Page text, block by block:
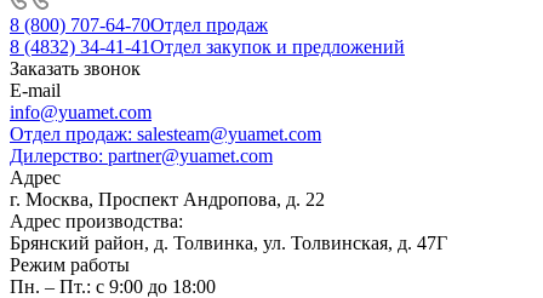
8 (800) 707-64-70Отдел продаж
8 (4832) 34-41-41Отдел закупок и предложений
Заказать звонок
E-mail
info@yuamet.com
Отдел продаж: salesteam@yuamet.com
Дилерство: partner@yuamet.com
Адрес
г. Москва, Проспект Андропова, д. 22
Адрес производства:
Брянский район, д. Толвинка, ул. Толвинская, д. 47Г
Режим работы
Пн. – Пт.: с 9:00 до 18:00